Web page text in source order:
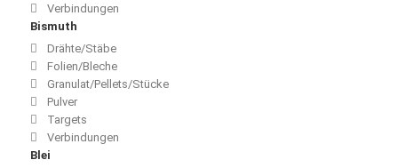
Verbindungen
Bismuth
Drähte/Stäbe
Folien/Bleche
Granulat/Pellets/Stücke
Pulver
Targets
Verbindungen
Blei